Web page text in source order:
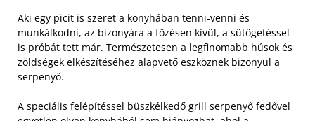
Aki egy picit is szeret a konyhában tenni-venni és
munkálkodni, az bizonyára a főzésen kívül, a sütögetéssel
is próbát tett már. Természetesen a legfinomabb húsok és
zöldségek elkészítéséhez alapvető eszköznek bizonyul a
serpenyő.
A speciális felépítéssel büszkélkedő grill serpenyő fedővel